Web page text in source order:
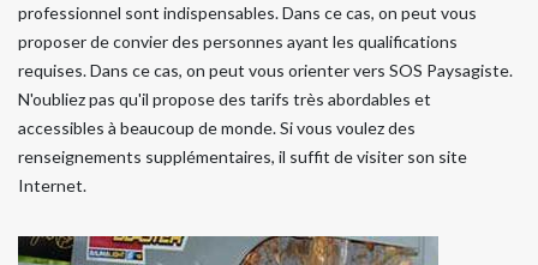
professionnel sont indispensables. Dans ce cas, on peut vous
proposer de convier des personnes ayant les qualifications
requises. Dans ce cas, on peut vous orienter vers SOS Paysagiste.
N'oubliez pas qu'il propose des tarifs très abordables et
accessibles à beaucoup de monde. Si vous voulez des
renseignements supplémentaires, il suffit de visiter son site
Internet.